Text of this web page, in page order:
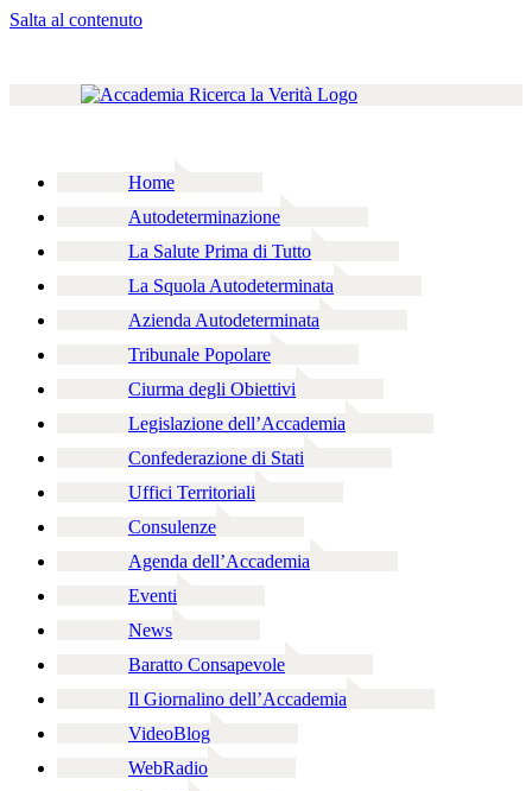
Salta al contenuto
Home
Autodeterminazione
La Salute Prima di Tutto
La Squola Autodeterminata
Azienda Autodeterminata
Tribunale Popolare
Ciurma degli Obiettivi
Legislazione dell’Accademia
Confederazione di Stati
Uffici Territoriali
Consulenze
Agenda dell’Accademia
Eventi
News
Baratto Consapevole
Il Giornalino dell’Accademia
VideoBlog
WebRadio